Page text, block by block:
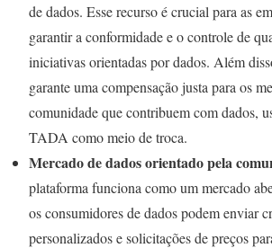
de dados. Esse recurso é crucial para as
garantir a conformidade e o controle de
iniciativas orientadas por dados. Além
garante uma compensação justa para os
comunidade que contribuem com dados,
TADA como meio de troca.
Mercado de dados orientado pela
plataforma funciona como um mercado
os consumidores de dados podem enviar
personalizados e solicitações de preços